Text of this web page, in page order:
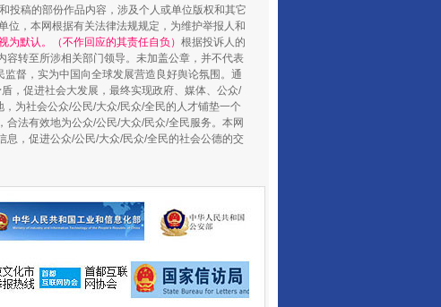
投稿的部份作品内容，涉及个人或单位版权和其它
位，本网根据有关法律法规规定，为维护举报人和
默认。（不作回应的其责任自负） 根据投诉人的
转至所涉相关部门领导。未加盖公章，并不代表
监督，实为中国向全球发展营造良好舆论氛围。通
，促进社会大发展，最终实现政府、媒体、公众/
为社会公众/公民/大众/民众/全民的人才铺垫一个
法有效地为公众/公民/大众/民众/全民服务。本网
，促进公众/公民/大众/民众/全民的社会公德的交